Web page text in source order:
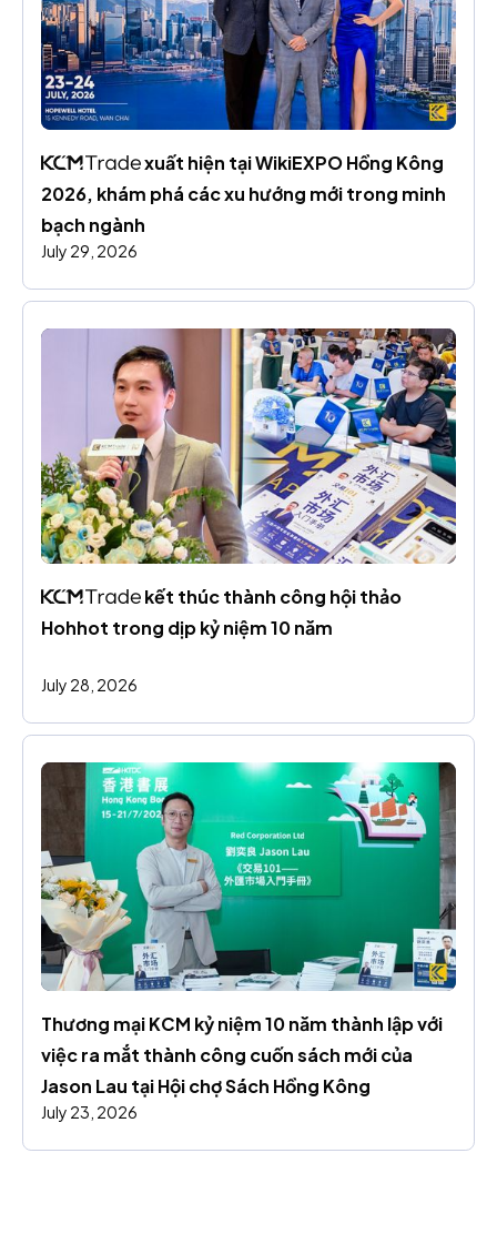
xuất hiện tại WikiEXPO Hồng Kông
2026, khám phá các xu hướng mới trong minh
bạch ngành
July 29, 2026
kết thúc thành công hội thảo
Hohhot trong dịp kỷ niệm 10 năm
July 28, 2026
Thương mại KCM kỷ niệm 10 năm thành lập với
việc ra mắt thành công cuốn sách mới của
Jason Lau tại Hội chợ Sách Hồng Kông
July 23, 2026